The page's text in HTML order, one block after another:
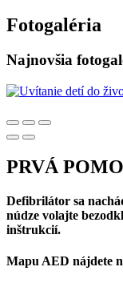
Fotogaléria
Najnovšia
PRVÁ
Defibrilátor sa
núdze volajte
inštrukcií.
Mapu AED nájdete